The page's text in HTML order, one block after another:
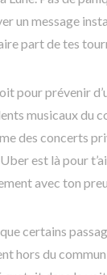
un message
part de tes
pour prévenir
musicaux du
des concerts
est là pour
avec ton
certains
hors du